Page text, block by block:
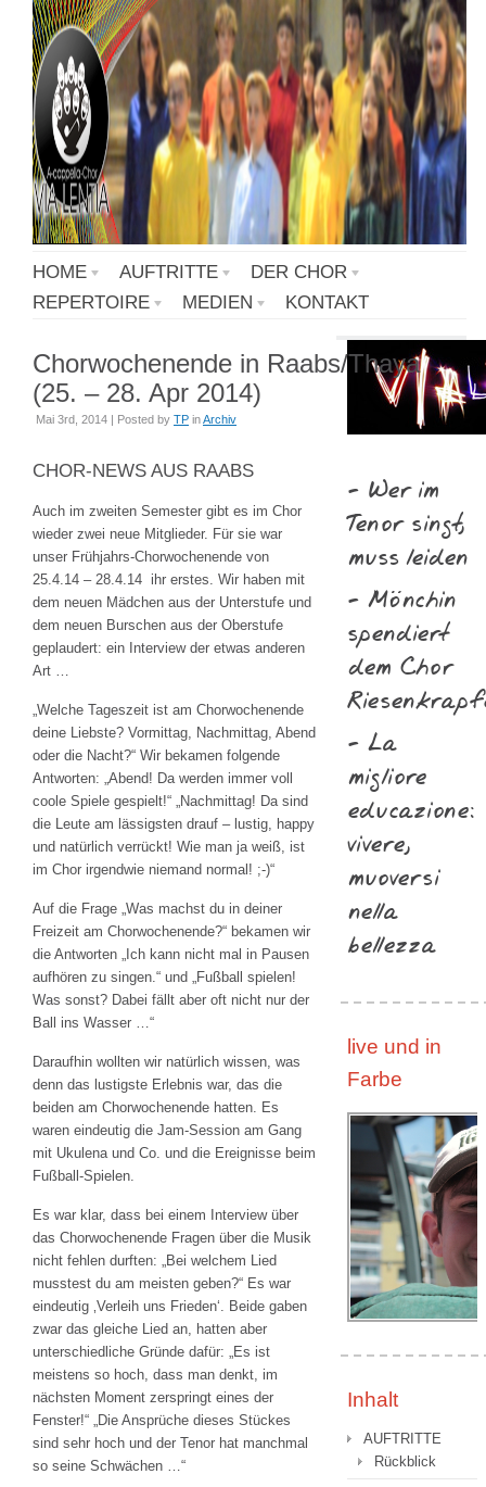
HOME AUFTRITTE
DER CHOR
REPERTOIRE
MEDIEN KONTAKT
Chorwochenende in Raabs/Thaya
(25. – 28. Apr 2014)
Mai 3rd, 2014 | Posted by TP inArchiv
CHOR-NEWS AUS RAABS
Auch im zweiten Semester gibt es im Chor
wieder zwei neue Mitglieder. Für sie war
unser Frühjahrs-Chorwochenende von
25.4.14 – 28.4.14 ihr erstes. Wir haben mit
dem neuen Mädchen aus der Unterstufe und
dem neuen Burschen aus der Oberstufe
geplaudert: ein Interview der etwas anderen
Art …
„Welche Tageszeit ist am Chorwochenende
deine Liebste? Vormittag, Nachmittag, Abend
oder die Nacht?“ Wir bekamen folgende
Antworten: „Abend! Da werden immer voll
coole Spiele gespielt!“ „Nachmittag! Da sind
die Leute am lässigsten drauf – lustig, happy
und natürlich verrückt! Wie man ja weiß, ist
im Chor irgendwie niemand normal! ;-)“
Auf die Frage „Was machst du in deiner
Freizeit am Chorwochenende?“ bekamen wir
die Antworten „Ich kann nicht mal in Pausen
aufhören zu singen.“ und „Fußball spielen!
Was sonst? Dabei fällt aber oft nicht nur der
Ball ins Wasser …“
Daraufhin wollten wir natürlich wissen, was
denn das lustigste Erlebnis war, das die
beiden am Chorwochenende hatten. Es
waren eindeutig die Jam-Session am Gang
mit Ukulena und Co. und die Ereignisse beim
Fußball-Spielen.
Es war klar, dass bei einem Interview über
das Chorwochenende Fragen über die Musik
nicht fehlen durften: „Bei welchem Lied
musstest du am meisten geben?“ Es war
eindeutig ‚Verleih uns Frieden‘. Beide gaben
zwar das gleiche Lied an, hatten aber
unterschiedliche Gründe dafür: „Es ist
meistens so hoch, dass man denkt, im
nächsten Moment zerspringt eines der
Fenster!“ „Die Ansprüche dieses Stückes
sind sehr hoch und der Tenor hat manchmal
so seine Schwächen …“
- Wer im
Tenor singt,
muss leiden
- Mönchin
spendiert
dem Chor
- La
migliore
educazione:
vivere,
muoversi
nella
bellezza
live und in
Farbe
Inhalt
AUFTRITTE
Rückblick